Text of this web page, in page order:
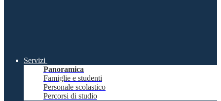
Servizi
Panoramica
Famiglie e studenti
Personale scolastico
Percorsi di studio